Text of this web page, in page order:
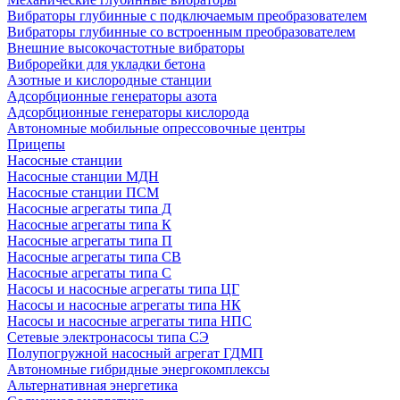
Вибраторы глубинные с подключаемым преобразователем
Вибраторы глубинные со встроенным преобразователем
Внешние высокочастотные вибраторы
Виброрейки для укладки бетона
Азотные и кислородные станции
Адсорбционные генераторы азота
Адсорбционные генераторы кислорода
Автономные мобильные опрессовочные центры
Прицепы
Насосные станции
Насосные станции МДН
Насосные станции ПСМ
Насосные агрегаты типа Д
Насосные агрегаты типа К
Насосные агрегаты типа П
Насосные агрегаты типа СВ
Насосные агрегаты типа С
Насосы и насосные агрегаты типа ЦГ
Насосы и насосные агрегаты типа НК
Насосы и насосные агрегаты типа НПС
Сетевые электронасосы типа СЭ
Полупогружной насосный агрегат ГДМП
Автономные гибридные энергокомплексы
Альтернативная энергетика